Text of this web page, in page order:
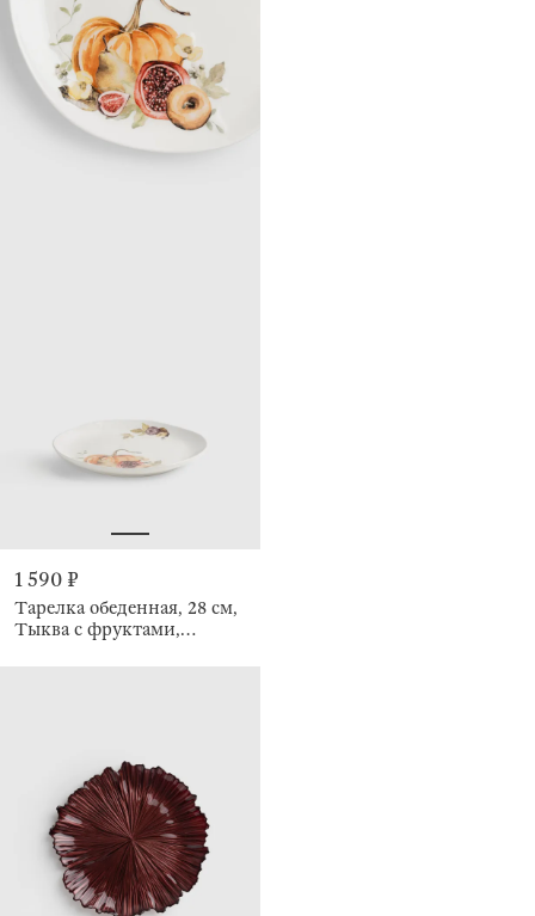
1 590 ₽
Тарелка обеденная, 28 см,
Тыква с фруктами,